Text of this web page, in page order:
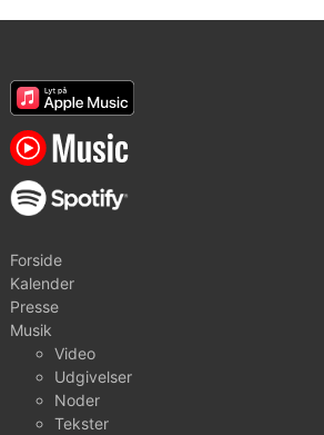
Forside
Kalender
Presse
Musik
Video
Udgivelser
Noder
Tekster